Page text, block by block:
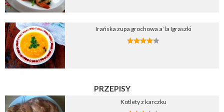
Irańska zupa grochowa a`la Igraszki
PRZEPISY
Kotlety z karczku